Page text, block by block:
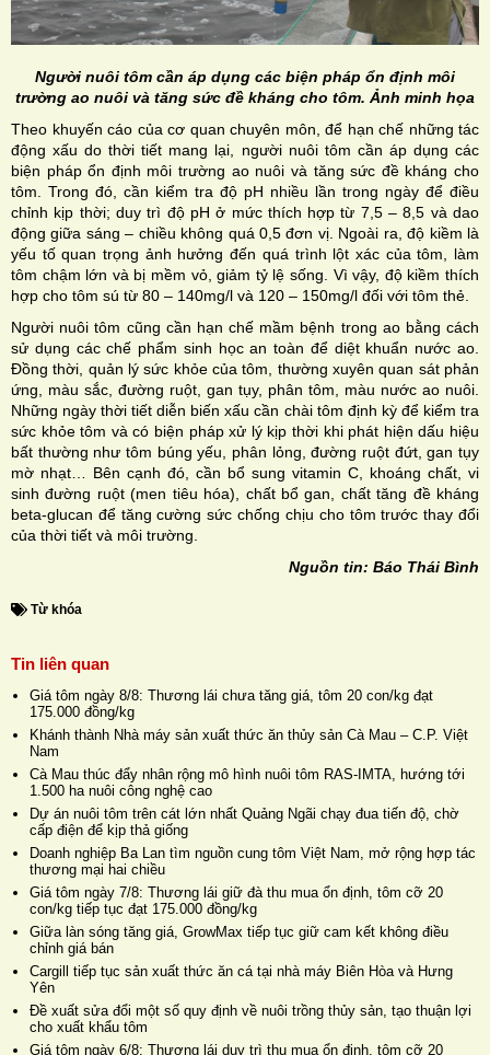
Người nuôi tôm cần áp dụng các biện pháp ổn định môi
trường ao nuôi và tăng sức đề kháng cho tôm. Ảnh minh họa
Theo khuyến cáo của cơ quan chuyên môn, để hạn chế những tác
động xấu do thời tiết mang lại, người nuôi tôm cần áp dụng các
biện pháp ổn định môi trường ao nuôi và tăng sức đề kháng cho
tôm. Trong đó, cần kiểm tra độ pH nhiều lần trong ngày để điều
chỉnh kịp thời; duy trì độ pH ở mức thích hợp từ 7,5 – 8,5 và dao
động giữa sáng – chiều không quá 0,5 đơn vị. Ngoài ra, độ kiềm là
yếu tố quan trọng ảnh hưởng đến quá trình lột xác của tôm, làm
tôm chậm lớn và bị mềm vỏ, giảm tỷ lệ sống. Vì vậy, độ kiềm thích
hợp cho tôm sú từ 80 – 140mg/l và 120 – 150mg/l đối với tôm thẻ.
Người nuôi tôm cũng cần hạn chế mầm bệnh trong ao bằng cách
sử dụng các chế phẩm sinh học an toàn để diệt khuẩn nước ao.
Đồng thời, quản lý sức khỏe của tôm, thường xuyên quan sát phản
ứng, màu sắc, đường ruột, gan tụy, phân tôm, màu nước ao nuôi.
Những ngày thời tiết diễn biến xấu cần chài tôm định kỳ để kiểm tra
sức khỏe tôm và có biện pháp xử lý kịp thời khi phát hiện dấu hiệu
bất thường như tôm búng yếu, phân lỏng, đường ruột đứt, gan tụy
mờ nhạt… Bên cạnh đó, cần bổ sung vitamin C, khoáng chất, vi
sinh đường ruột (men tiêu hóa), chất bổ gan, chất tăng đề kháng
beta-glucan để tăng cường sức chống chịu cho tôm trước thay đổi
của thời tiết và môi trường.
Nguồn tin: Báo Thái Bình
Từ khóa
Tin liên quan
Giá tôm ngày 8/8: Thương lái chưa tăng giá, tôm 20 con/kg đạt
175.000 đồng/kg
Khánh thành Nhà máy sản xuất thức ăn thủy sản Cà Mau – C.P. Việt
Nam
Cà Mau thúc đẩy nhân rộng mô hình nuôi tôm RAS-IMTA, hướng tới
1.500 ha nuôi công nghệ cao
Dự án nuôi tôm trên cát lớn nhất Quảng Ngãi chạy đua tiến độ, chờ
cấp điện để kịp thả giống
Doanh nghiệp Ba Lan tìm nguồn cung tôm Việt Nam, mở rộng hợp tác
thương mại hai chiều
Giá tôm ngày 7/8: Thương lái giữ đà thu mua ổn định, tôm cỡ 20
con/kg tiếp tục đạt 175.000 đồng/kg
Giữa làn sóng tăng giá, GrowMax tiếp tục giữ cam kết không điều
chỉnh giá bán
Cargill tiếp tục sản xuất thức ăn cá tại nhà máy Biên Hòa và Hưng
Yên
Đề xuất sửa đổi một số quy định về nuôi trồng thủy sản, tạo thuận lợi
cho xuất khẩu tôm
Giá tôm ngày 6/8: Thương lái duy trì thu mua ổn định, tôm cỡ 20